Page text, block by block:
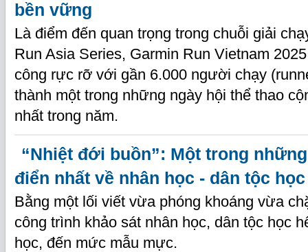
bền vững
Là điểm đến quan trọng trong chuỗi giải
Run Asia Series, Garmin Run Vietnam
công rực rỡ với gần 6.000 người chạy
thành một trong những ngày hội thể thao
nhất trong năm.
“Nhiệt đới buồn”: Một trong
điển nhất về nhân học - dân tộc học
Bằng một lối viết vừa phóng khoáng vừa
công trình khảo sát nhân học, dân tộc học
học, đến mức mẫu mực.